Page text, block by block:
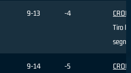
9-13 -4
Tiro
9-14 -5